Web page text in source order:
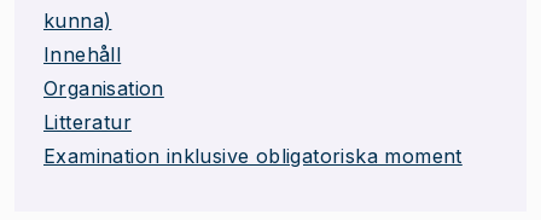
kunna)
Innehåll
Organisation
Litteratur
Examination inklusive obligatoriska moment